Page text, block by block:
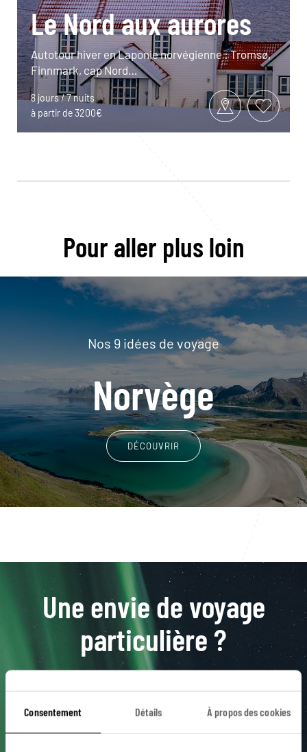
Consentement Détails À propos des cookies
Le Nord aux aurores
Autotour hiver en Laponie norvégienne : Tromsø,
Finnmark, cap Nord…
8 jours / 7 nuits
à partir de 3200€
Pour aller plus loin
Nos 9 idées de voyage
Norvège
DÉCOUVRIR
Une envie de voyage
particulière ?
Aalesund Bergen Cercle Polaire Finnmark
Geiranger Arctique Cap Nord